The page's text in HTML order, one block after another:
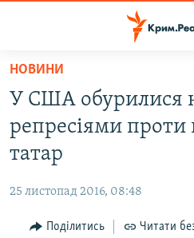
Перейти
основного
матеріалу
Перейти
до
основної
Перейти
ВІДЕО ТА ФОТО
БЛОГИ
ПОГЛЯД
НОВИНИ
У США обурилися
репресіями
татар
25 листопад 2016, 08:48
Поділитись Читати